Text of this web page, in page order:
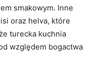
smakowym. Inne
oraz helva, które
turecka kuchnia​
względem bogactwa‍